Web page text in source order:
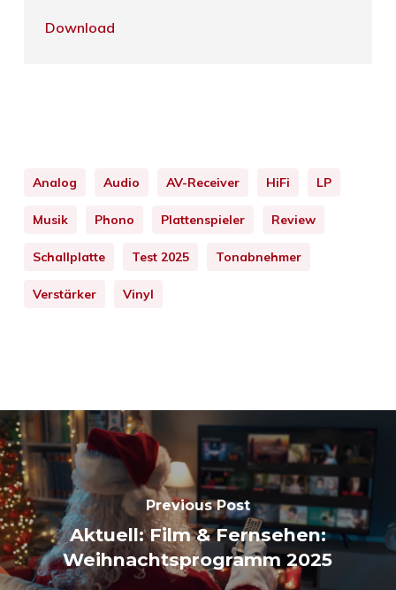
Download
Analog Audio AV-Receiver HiFi LP
Musik Phono Plattenspieler Review
Schallplatte Test 2025 Tonabnehmer
Verstärker Vinyl
Previous Post
Aktuell: Film & Fernsehen:
Weihnachtsprogramm 2025